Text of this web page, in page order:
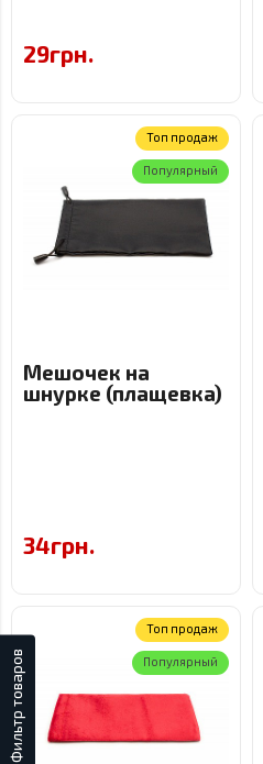
Фильтр товаров
29грн.
Топ продаж
Популярный
Мешочек на
шнурке (плащевка)
34грн.
Топ продаж
Популярный